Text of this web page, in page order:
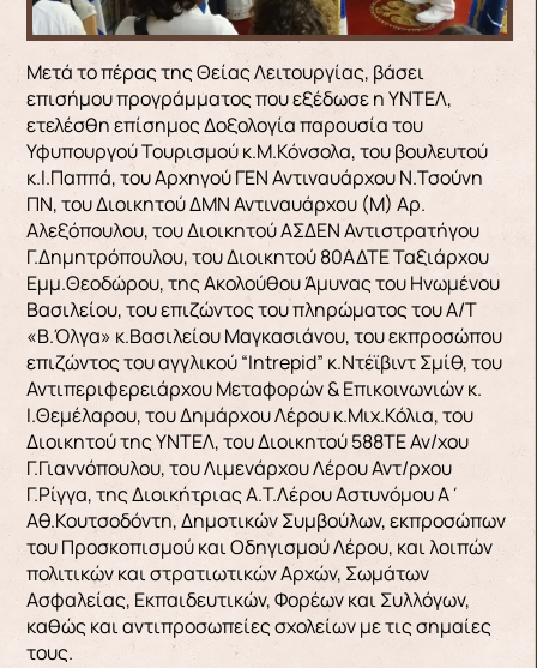
Μετά το πέρας της Θείας Λειτουργίας, βάσει
επισήμου προγράμματος που εξέδωσε η ΥΝΤΕΛ,
ετελέσθη επίσημος Δοξολογία παρουσία του
Υφυπουργού Τουρισμού κ.Μ.Κόνσολα, του βουλευτού
κ.Ι.Παππά, του Αρχηγού ΓΕΝ Αντιναυάρχου Ν.Τσούνη
ΠΝ, του Διοικητού ΔΜΝ Αντιναυάρχου (Μ) Αρ.
Αλεξόπουλου, του Διοικητού ΑΣΔΕΝ Αντιστρατήγου
Γ.Δημητρόπουλου, του Διοικητού 80ΑΔΤΕ Ταξιάρχου
Εμμ.Θεοδώρου, της Ακολούθου Άμυνας του Ηνωμένου
Βασιλείου, του επιζώντος του πληρώματος του Α/Τ
«Β.Όλγα» κ.Βασιλείου Μαγκασιάνου, του εκπροσώπου
επιζώντος του αγγλικού “Intrepid” κ.Ντέϊβιντ Σμίθ, του
Αντιπεριφερειάρχου Μεταφορών & Επικοινωνιών κ.
Ι.Θεμέλαρου, του Δημάρχου Λέρου κ.Μιχ.Κόλια, του
Διοικητού της ΥΝΤΕΛ, του Διοικητού 588ΤΕ Αν/χου
Γ.Γιαννόπουλου, του Λιμενάρχου Λέρου Αντ/ρχου
Γ.Ρίγγα, της Διοικήτριας Α.Τ.Λέρου Αστυνόμου Α΄
Αθ.Κουτσοδόντη, Δημοτικών Συμβούλων, εκπροσώπων
του Προσκοπισμού και Οδηγισμού Λέρου, και λοιπών
πολιτικών και στρατιωτικών Αρχών, Σωμάτων
Ασφαλείας, Εκπαιδευτικών, Φορέων και Συλλόγων,
καθώς και αντιπροσωπείες σχολείων με τις σημαίες
τους.